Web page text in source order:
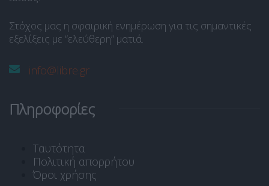
Στόχος μας η σφαιρική ενημέρωση για τις σημαντικές
εξελίξεις με “ελεύθερη” ματιά.
info@libre.gr
Πληροφορίες
Ταυτότητα
Πολιτική απορρήτου
Όροι χρήσης